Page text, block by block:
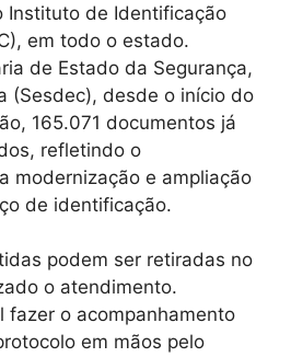
Instituto de Identificação
em todo o estado.
de Estado da Segurança,
(Sesdec), desde o início do
165.071 documentos já
refletindo o
modernização e ampliação
de identificação.
podem ser retiradas no
o atendimento.
fazer o acompanhamento
em mãos pelo